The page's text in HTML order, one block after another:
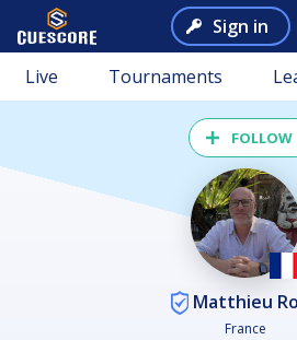
Sign in
Live Tournaments
FOLLOW
Matthieu
France